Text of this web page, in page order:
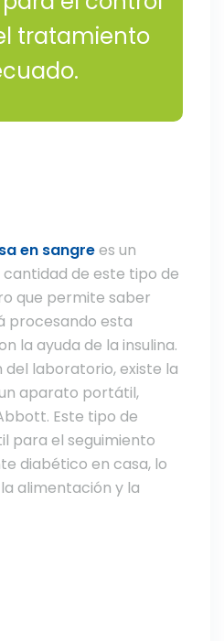
tratamiento
en sangrees un
de este tipo de
que permite saber
procesando esta
la ayuda de la insulina.
laboratorio, existe la
aparato portátil,
Este tipo de
para el seguimiento
diabético en casa, lo
alimentación y la